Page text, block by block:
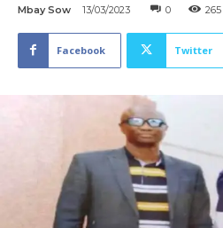
Mbay Sow 13/03/2023 0 265
Facebook Twitter